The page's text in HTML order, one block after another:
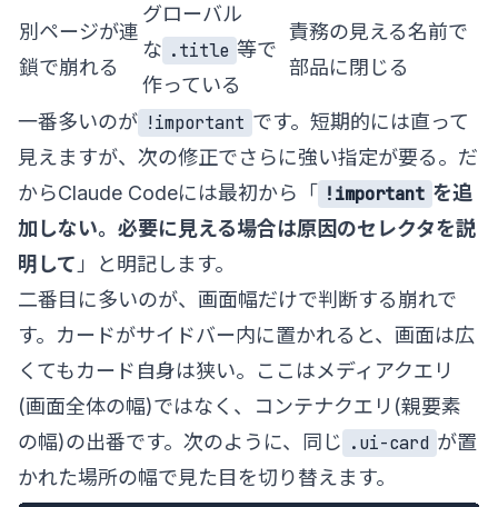
別ページが連
鎖で崩れる
グローバル
な .title 等で
作っている
責務の見える名前で
部品に閉じる
一番多いのが !important です。短期的には直って
見えますが、次の修正でさらに強い指定が要る。だ
からClaude Codeには最初から「
!important を追
加しない。必要に見える場合は原因のセレクタを説
明して 」と明記します。
二番目に多いのが、画面幅だけで判断する崩れで
す。カードがサイドバー内に置かれると、画面は広
くてもカード自身は狭い。ここはメディアクエリ
(画面全体の幅)ではなく、コンテナクエリ(親要素
の幅)の出番です。次のように、同じ .ui-card が置
かれた場所の幅で見た目を切り替えます。